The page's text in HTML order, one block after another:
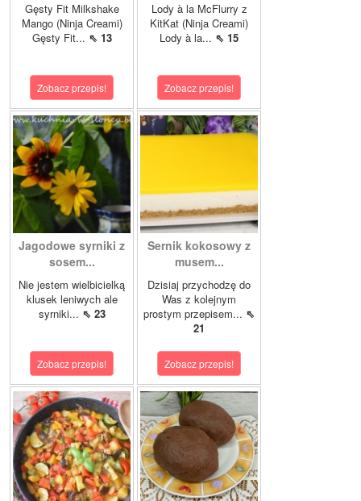
Gęsty Fit Milkshake
Mango (Ninja Creami)
Gęsty Fit... ⇖ 13
Zobacz przepis!
Lody à la McFlurry z
KitKat (Ninja Creami)
Lody à la... ⇖ 15
Zobacz przepis!
Jagodowe syrniki z
sosem...
Nie jestem wielbicielką
klusek leniwych ale
syrniki... ⇖ 23
Zobacz przepis!
Sernik kokosowy z
musem...
Dzisiaj przychodzę do
Was z kolejnym
prostym przepisem... ⇖
21
Zobacz przepis!